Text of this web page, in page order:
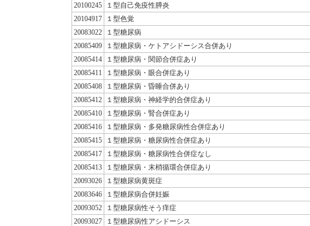
20100245
１型自己免疫性膵炎
20104917
１型色覚
20083022
１型糖尿病
20085409
１型糖尿病・ケトアシドーシス合併あり
20085414
１型糖尿病・関節合併症あり
20085411
１型糖尿病・眼合併症あり
20085408
１型糖尿病・昏睡合併あり
20085412
１型糖尿病・神経学的合併症あり
20085410
１型糖尿病・腎合併症あり
20085416
１型糖尿病・多発糖尿病性合併症あり
20085415
１型糖尿病・糖尿病性合併症あり
20085417
１型糖尿病・糖尿病性合併症なし
20085413
１型糖尿病・末梢循環合併症あり
20093026
１型糖尿病黄斑症
20083646
１型糖尿病合併妊娠
20093052
１型糖尿病性そう痒症
20093027
１型糖尿病性アシドーシス